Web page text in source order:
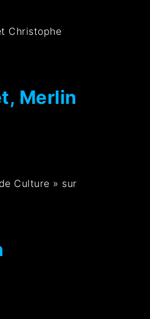
Christophe
Merlin
Culture » sur